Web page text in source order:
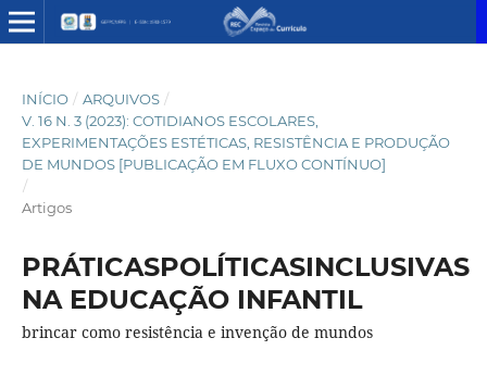
INÍCIO / ARQUIVOS /
V. 16 N. 3 (2023): COTIDIANOS ESCOLARES,
EXPERIMENTAÇÕES ESTÉTICAS, RESISTÊNCIA E PRODUÇÃO
DE MUNDOS [PUBLICAÇÃO EM FLUXO CONTÍNUO]
/
Artigos
PRÁTICASPOLÍTICASINCLUSIVAS
NA EDUCAÇÃO INFANTIL
brincar como resistência e invenção de mundos